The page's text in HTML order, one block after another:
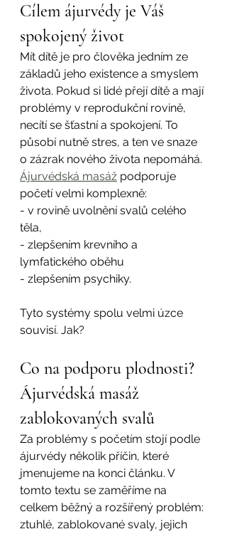
Cílem ájurvédy je Váš
spokojený život
Mít dítě je pro člověka jedním ze
základů jeho existence a smyslem
života. Pokud si lidé přejí dítě a mají
problémy v reprodukční rovině,
necítí se šťastní a spokojení. To
působí nutně stres, a ten ve snaze
o zázrak nového života nepomáhá.
Ájurvédská masáž podporuje
početí velmi komplexně:
- v rovině uvolnění svalů celého
těla,
- zlepšením krevního a
lymfatického oběhu
- zlepšením psychiky.
Tyto systémy spolu velmi úzce
souvisí. Jak?
Co na podporu plodnosti?
Ájurvédská masáž
zablokovaných svalů
Za problémy s početím stojí podle
ájurvédy několik příčin, které
jmenujeme na konci článku. V
tomto textu se zaměříme na
celkem běžný a rozšířený problém:
ztuhlé, zablokované svaly, jejich